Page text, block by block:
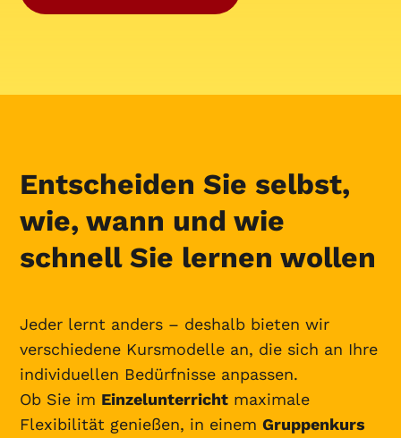
Entscheiden Sie selbst,
wie, wann und wie
schnell Sie lernen wollen
Jeder lernt anders – deshalb bieten wir
verschiedene Kursmodelle an, die sich an Ihre
individuellen Bedürfnisse anpassen.
Ob Sie im Einzelunterricht maximale
Flexibilität genießen, in einemGruppenkurs